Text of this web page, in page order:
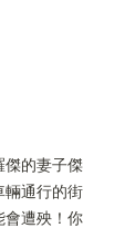
傑的妻子傑
輛通行的街
會遭殃！你